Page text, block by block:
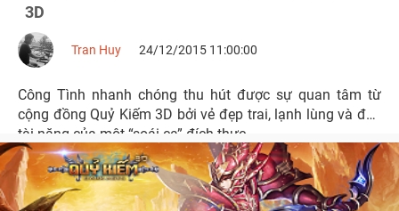
3D
Tran Huy 24/12/2015 11:00:00
Công Tình nhanh chóng thu hút được sự quan tâm từ
cộng đồng Quỷ Kiếm 3D bởi vẻ đẹp trai, lạnh lùng và đầy
tài năng của một “soái ca” đích thực.